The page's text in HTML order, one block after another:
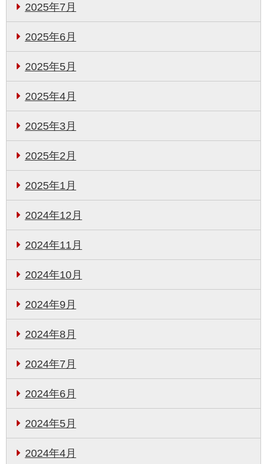
2025年7月
2025年6月
2025年5月
2025年4月
2025年3月
2025年2月
2025年1月
2024年12月
2024年11月
2024年10月
2024年9月
2024年8月
2024年7月
2024年6月
2024年5月
2024年4月